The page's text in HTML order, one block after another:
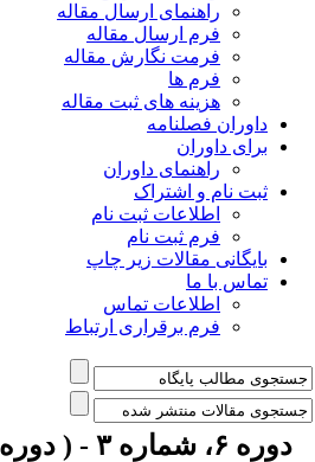
راهنمای ارسال مقاله
فرم ارسال مقاله
فرمت نگارش مقاله
فرم ها
هزینه های ثبت مقاله
داوران فصلنامه
برای داوران
راهنمای داوران
ثبت نام و اشتراک
اطلاعات ثبت نام
فرم ثبت نام
بایگانی مقالات زیر چاپ
تماس با ما
اطلاعات تماس
فرم برقراری ارتباط